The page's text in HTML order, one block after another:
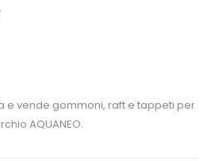
e vende gommoni, raft e tappeti per
AQUANEO.